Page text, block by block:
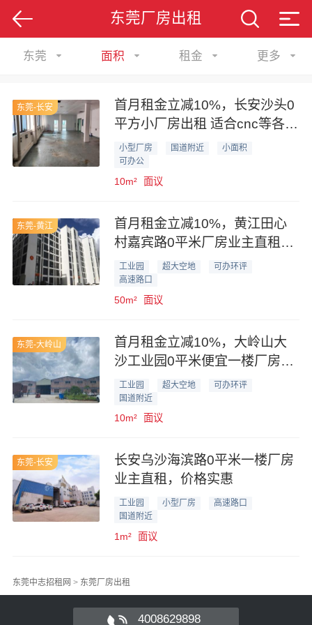
东莞厂房出租
东莞 面积 租金 更多
东莞-长安
首月租金立减10%，长安沙头0
平方小厂房出租 适合cnc等各种
轻加工
小型厂房 国道附近
小面积
可办公
10m² 面议
东莞-黄江
首月租金立减10%，黄江田心
村嘉宾路0平米厂房业主直租，
形象好可办环评
工业园 超大空地
可办环评
高速路口
50m² 面议
东莞-大岭山
首月租金立减10%，大岭山大
沙工业园0平米便宜一楼厂房业
主直租
工业园 超大空地
可办环评
国道附近
10m² 面议
东莞-长安
长安乌沙海滨路0平米一楼厂房
业主直租，价格实惠
工业园 小型厂房
高速路口
国道附近
1m² 面议
东莞中志招租网 > 东莞厂房出租
4008629898